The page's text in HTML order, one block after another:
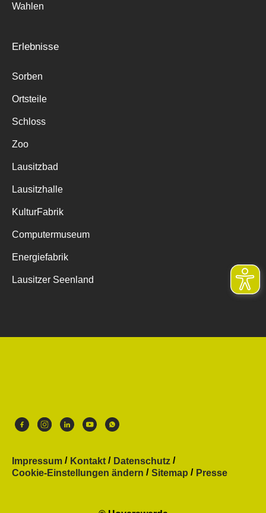
Wahlen
Erlebnisse
Sorben
Ortsteile
Schloss
Zoo
Lausitzbad
Lausitzhalle
KulturFabrik
Computermuseum
Energiefabrik
Lausitzer Seenland
Impressum Kontakt
Datenschutz
Cookie-Einstellungen ändern
Sitemap Presse